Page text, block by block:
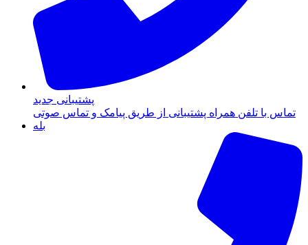
پشتیبانی جدید
تماس با تلفن همراه پشتیبانی از طریق پیامک و تماس صوتی
بله